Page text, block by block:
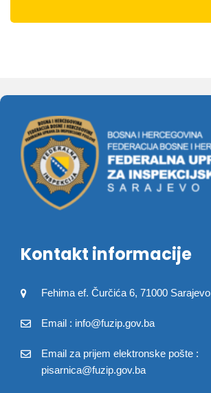
Kontakt informacije
Fehima ef. Čurčića 6, 71000 Sarajevo
Email : info@fuzip.gov.ba
Email za prijem elektronske pošte :
pisarnica@fuzip.gov.ba